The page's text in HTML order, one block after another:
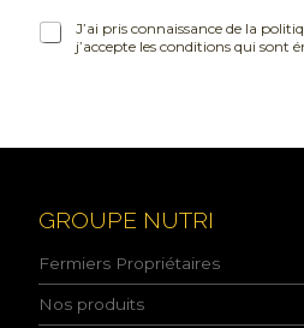
J
r
c
o
n
n
a
J’ai pris connaissance de la
j’accepte les conditions qui sont
GROUPE NUTRI
Fermiers Propriétaires
Nos produits